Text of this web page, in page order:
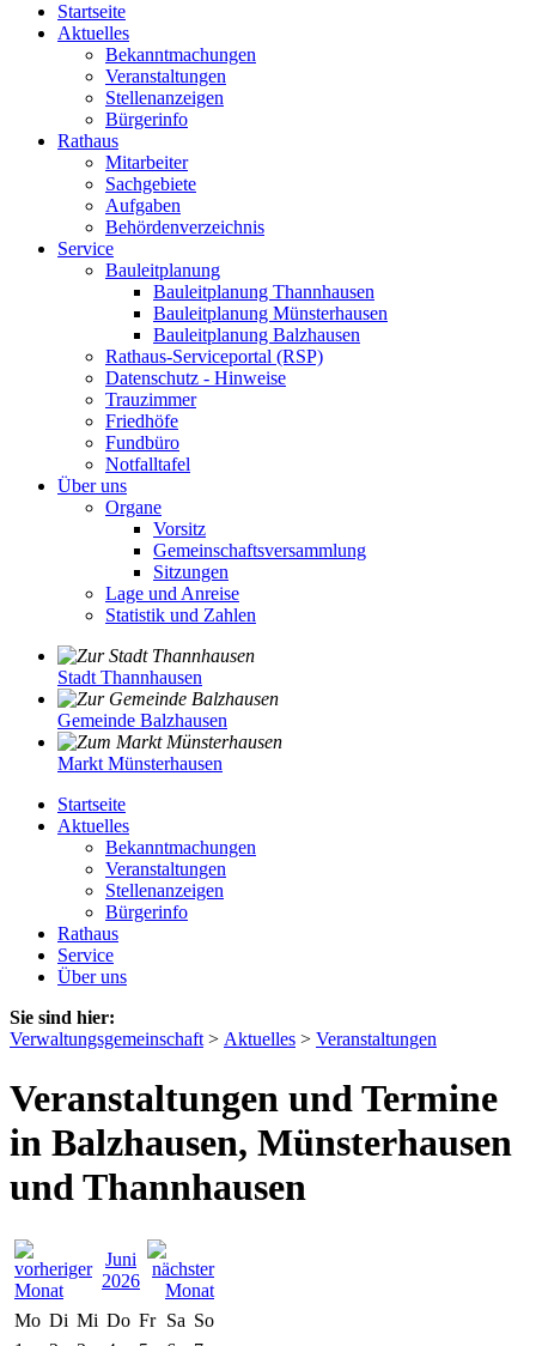
Startseite
Aktuelles
Bekanntmachungen
Veranstaltungen
Stellenanzeigen
Bürgerinfo
Rathaus
Mitarbeiter
Sachgebiete
Aufgaben
Behördenverzeichnis
Service
Bauleitplanung
Bauleitplanung Thannhausen
Bauleitplanung Münsterhausen
Bauleitplanung Balzhausen
Rathaus-Serviceportal (RSP)
Datenschutz - Hinweise
Trauzimmer
Friedhöfe
Fundbüro
Notfalltafel
Über uns
Organe
Vorsitz
Gemeinschaftsversammlung
Sitzungen
Lage und Anreise
Statistik und Zahlen
Stadt Thannhausen
Gemeinde Balzhausen
Markt Münsterhausen
Startseite
Aktuelles
Bekanntmachungen
Veranstaltungen
Stellenanzeigen
Bürgerinfo
Rathaus
Service
Über uns
Sie sind hier:
Verwaltungsgemeinschaft > Aktuelles > Veranstaltungen
Veranstaltungen und Termine
in Balzhausen, Münsterhausen
und Thannhausen
Juni
2026
Mo Di Mi Do Fr Sa So